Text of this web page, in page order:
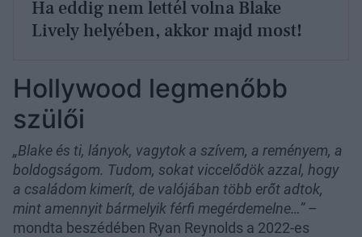
Ha eddig nem lettél volna Blake
Lively helyében, akkor majd most!
Hollywood legmenőbb
szülői
„Blake és ti, lányok, vagytok a szívem, a reményem, a
boldogságom. Tudom, sokat viccelődök azzal, hogy
a családom kimerít, de valójában több erőt adtok,
mint amennyit bármelyik férfi megérdemelne…”–
mondta beszédében Ryan Reynolds a 2022-es